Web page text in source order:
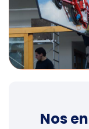
Nos